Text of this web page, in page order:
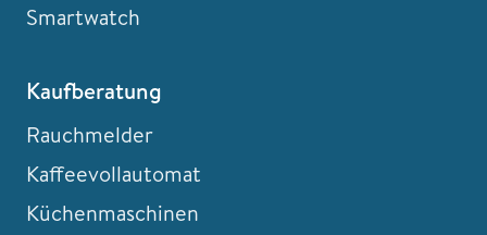
Smartwatch
Kaufberatung
Rauchmelder
Kaffeevollautomat
Küchenmaschinen